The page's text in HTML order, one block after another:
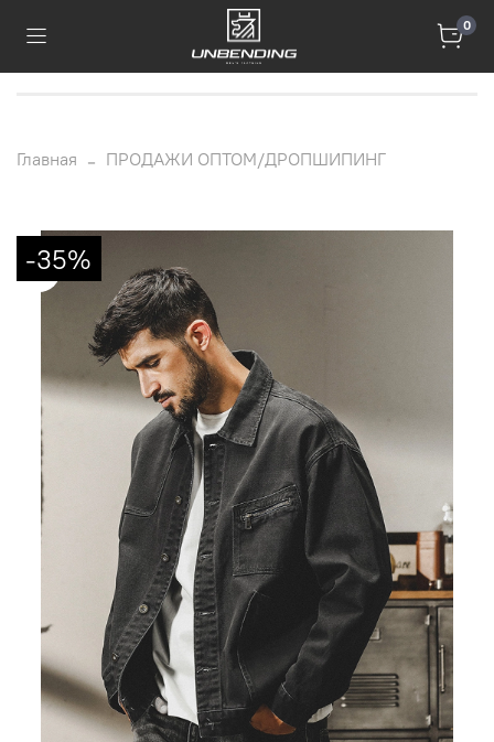
0
Главная ПРОДАЖИ ОПТОМ/ДРОПШИПИНГ
-35%